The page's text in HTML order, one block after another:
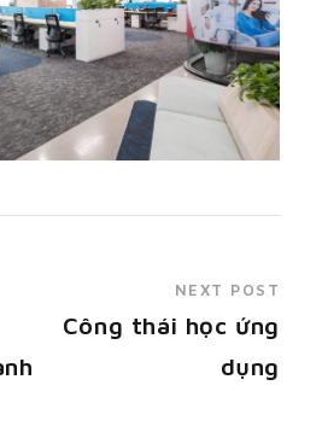
NEXT POST
Công thái học ứng
dụng